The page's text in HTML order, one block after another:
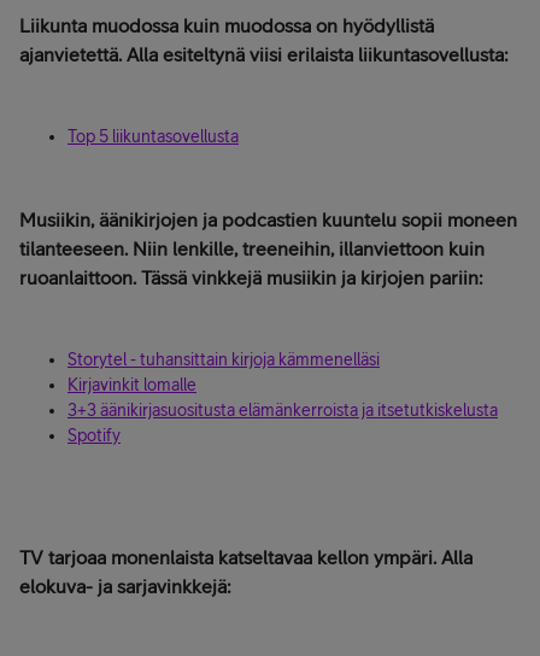
Liikunta muodossa kuin muodossa on hyödyllistä
ajanvietettä. Alla esiteltynä viisi erilaista liikuntasovellusta:
Top 5 liikuntasovellusta
Musiikin, äänikirjojen ja podcastien kuuntelu sopii moneen
tilanteeseen. Niin lenkille, treeneihin, illanviettoon kuin
ruoanlaittoon. Tässä vinkkejä musiikin ja kirjojen pariin:
Storytel - tuhansittain kirjoja kämmenelläsi
Kirjavinkit lomalle
3+3 äänikirjasuositusta elämänkerroista ja itsetutkiskelusta
Spotify
TV tarjoaa monenlaista katseltavaa kellon ympäri. Alla
elokuva- ja sarjavinkkejä: